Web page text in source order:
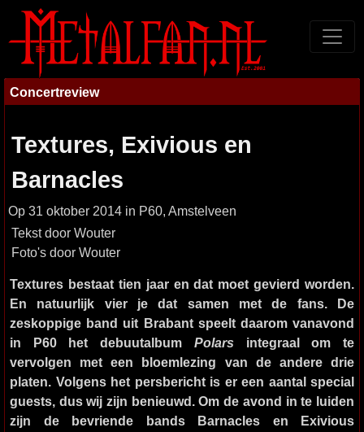
Concertreview
Textures, Exivious en
Barnacles
Op 31 oktober 2014 in P60, Amstelveen
Tekst door Wouter
Foto's door Wouter
Textures bestaat tien jaar en dat moet gevierd worden.
En natuurlijk vier je dat samen met de fans. De
zeskoppige band uit Brabant speelt daarom vanavond
in P60 het debuutalbum Polars integraal om te
vervolgen met een bloemlezing van de andere drie
platen. Volgens het persbericht is er een aantal special
guests, dus wij zijn benieuwd. Om de avond in te luiden
zijn de bevriende bands Barnacles en Exivious